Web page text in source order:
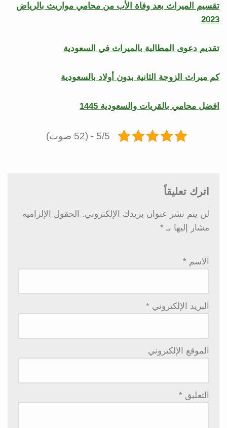
تقسيم الميراث بعد وفاة الأب من محامي مواريث بالرياض
2023
تقديم دعوى المطالبة بالميراث في السعودية
كم ميراث الزوجة الثانية بدون أولاد بالسعودية
افضل محامي بالقريات والسعودية 1445
5/5 - (52 صوت)
اترك تعليقاً
لن يتم نشر عنوان بريدك الإلكتروني.
الحقول الإلزامية
مشار إليها بـ *
الاسم *
البريد الإلكتروني *
الموقع الإلكتروني
التعليق *